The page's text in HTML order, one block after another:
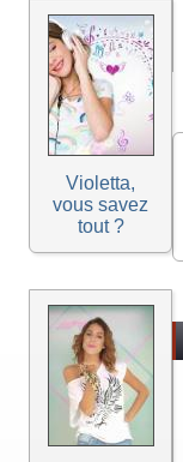
Violetta,
vous savez
tout ?